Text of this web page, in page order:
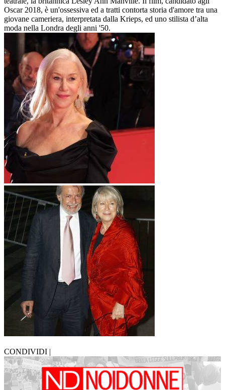
Oscar 2018, è un'ossessiva ed a tratti contorta storia d'amore tra una
giovane cameriera, interpretata dalla Krieps, ed uno stilista d’alta
moda nella Londra degli anni '50.
CONDIVIDI |